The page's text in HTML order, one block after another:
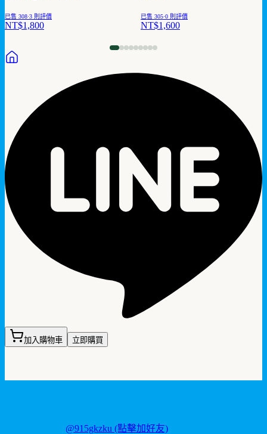
已售 308·3 則評價
NT$1,800
已售 305·0 則評價
NT$1,600
加入購物車 立即購買
@915gkzku (點擊加好友)